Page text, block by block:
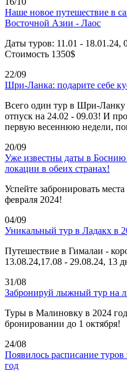
Наше новое путешествие в
Восточной Азии - Лаос
Даты туров: 11.01 - 18.01.24,
Стоимость 1350$
22/09
Шри-Ланка: подарите себе
Всего один тур в Шри-Ланку
отпуск на 24.02 - 09.03! И
первую весеннюю недели,
20/09
Уже известны даты в
локации в обеих странах!
Успейте забронировать
февраля 2024!
04/09
Уникальный тур в Ладакх в
Путешествие в Гималаи -
13.08.24,17.08 - 29.08.24, 13
31/08
Забронируй лыжный тур на
Туры в Малиновку в 2024
бронировании до 1 октября!
24/08
Появилось расписание
год